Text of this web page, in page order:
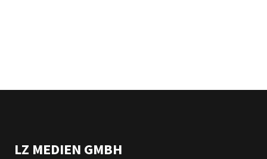
LZ MEDIEN GMBH